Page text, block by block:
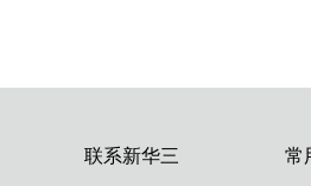
联系新华三 常